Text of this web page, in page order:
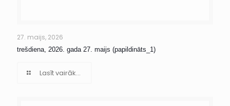
27. maijs, 2026
trešdiena, 2026. gada 27. maijs (papildināts_1)
Lasīt vairāk...